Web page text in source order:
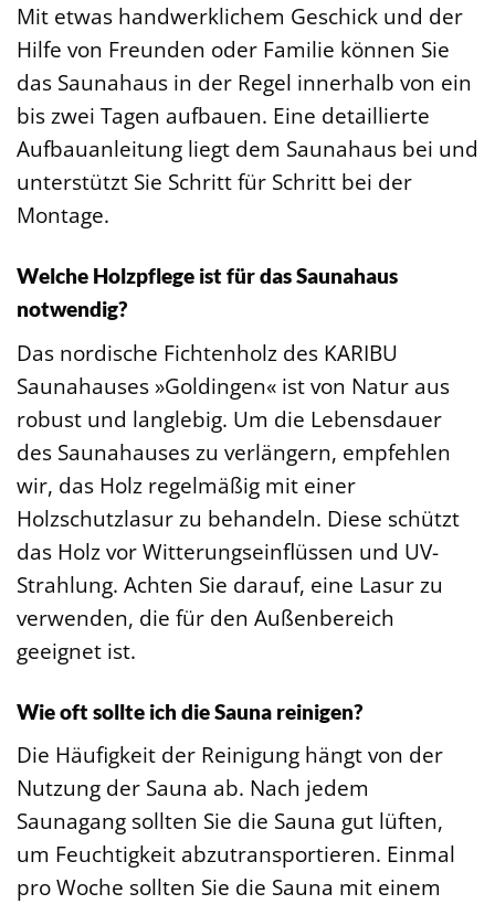
Mit etwas handwerklichem Geschick und der
Hilfe von Freunden oder Familie können Sie
das Saunahaus in der Regel innerhalb von ein
bis zwei Tagen aufbauen. Eine detaillierte
Aufbauanleitung liegt dem Saunahaus bei und
unterstützt Sie Schritt für Schritt bei der
Montage.
Welche Holzpflege ist für das Saunahaus
notwendig?
Das nordische Fichtenholz des KARIBU
Saunahauses »Goldingen« ist von Natur aus
robust und langlebig. Um die Lebensdauer
des Saunahauses zu verlängern, empfehlen
wir, das Holz regelmäßig mit einer
Holzschutzlasur zu behandeln. Diese schützt
das Holz vor Witterungseinflüssen und UV-
Strahlung. Achten Sie darauf, eine Lasur zu
verwenden, die für den Außenbereich
geeignet ist.
Wie oft sollte ich die Sauna reinigen?
Die Häufigkeit der Reinigung hängt von der
Nutzung der Sauna ab. Nach jedem
Saunagang sollten Sie die Sauna gut lüften,
um Feuchtigkeit abzutransportieren. Einmal
pro Woche sollten Sie die Sauna mit einem